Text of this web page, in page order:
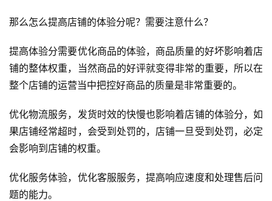
那么怎么提高店铺的体验分呢？需要注意什么？
提高体验分需要优化商品的体验，商品质量的好坏影响着店
铺的整体权重，当然商品的好评就变得非常的重要，所以在
整个店铺的运营当中把控好商品的质量是非常重要的。
优化物流服务，发货时效的快慢也影响着店铺的体验分，如
果店铺经常超时，会受到处罚的，店铺一旦受到处罚，必定
会影响到店铺的权重。
优化服务体验，优化客服服务，提高响应速度和处理售后问
题的能力。